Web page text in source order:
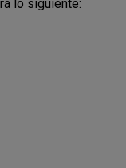
lo siguiente: